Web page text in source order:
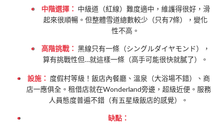
中階選擇： 中級道（紅線）難度適中，維護得很好，滑
起來很順暢。但整體雪道總數較少（只有7條），變化
性不高。
高階挑戰： 黑線只有一條（シングルダイヤモンド），
算有挑戰性但…就這樣一條（高手可能很快就膩了）。
設施： 度假村等級！飯店內餐廳、溫泉（大浴場不錯）、商
店一應俱全。租借店就在Wonderland旁邊，超級近便。服務
人員態度普遍不錯（有五星級飯店的感覺）。
缺點：